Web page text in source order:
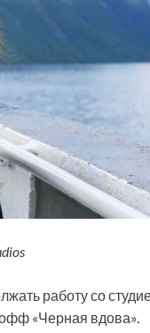
работу со
«Черная вдова».